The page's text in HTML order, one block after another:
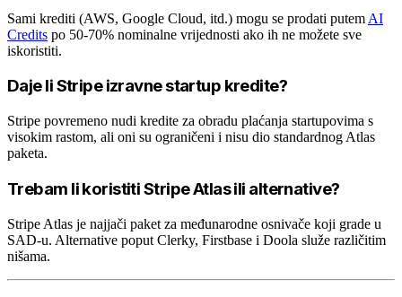
Sami krediti (AWS, Google Cloud, itd.) mogu se prodati putem AI
Credits po 50-70% nominalne vrijednosti ako ih ne možete sve
iskoristiti.
Daje li Stripe izravne startup kredite?
Stripe povremeno nudi kredite za obradu plaćanja startupovima s
visokim rastom, ali oni su ograničeni i nisu dio standardnog Atlas
paketa.
Trebam li koristiti Stripe Atlas ili alternative?
Stripe Atlas je najjači paket za međunarodne osnivače koji grade u
SAD-u. Alternative poput Clerky, Firstbase i Doola služe različitim
nišama.